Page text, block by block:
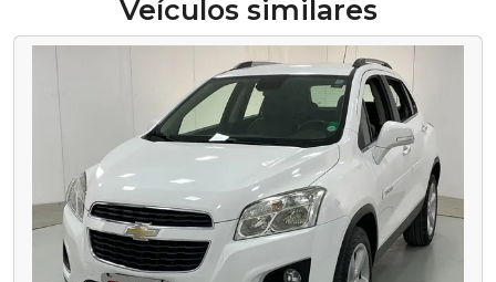
Veículos similares